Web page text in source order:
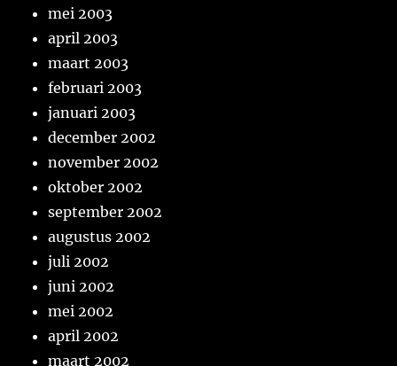
mei 2003
april 2003
maart 2003
februari 2003
januari 2003
december 2002
november 2002
oktober 2002
september 2002
augustus 2002
juli 2002
juni 2002
mei 2002
april 2002
maart 2002